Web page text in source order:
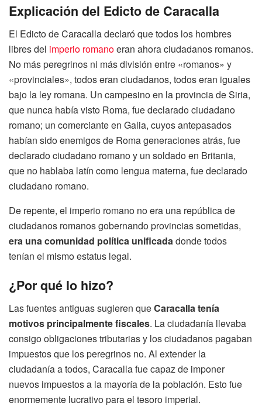
Explicación del Edicto de Caracalla
El Edicto de Caracalla declaró que todos los hombres
libres del imperio romanoeran ahora ciudadanos romanos.
No más peregrinos ni más división entre «romanos» y
«provinciales», todos eran ciudadanos, todos eran iguales
bajo la ley romana. Un campesino en la provincia de Siria,
que nunca había visto Roma, fue declarado ciudadano
romano; un comerciante en Galia, cuyos antepasados
habían sido enemigos de Roma generaciones atrás, fue
declarado ciudadano romano y un soldado en Britania,
que no hablaba latín como lengua materna, fue declarado
ciudadano romano.
De repente, el imperio romano no era una república de
ciudadanos romanos gobernando provincias sometidas,
era una comunidad política unificadadonde todos
tenían el mismo estatus legal.
¿Por qué lo hizo?
Las fuentes antiguas sugieren queCaracalla tenía
motivos principalmente fiscales. La ciudadanía llevaba
consigo obligaciones tributarias y los ciudadanos pagaban
impuestos que los peregrinos no. Al extender la
ciudadanía a todos, Caracalla fue capaz de imponer
nuevos impuestos a la mayoría de la población. Esto fue
enormemente lucrativo para el tesoro imperial.